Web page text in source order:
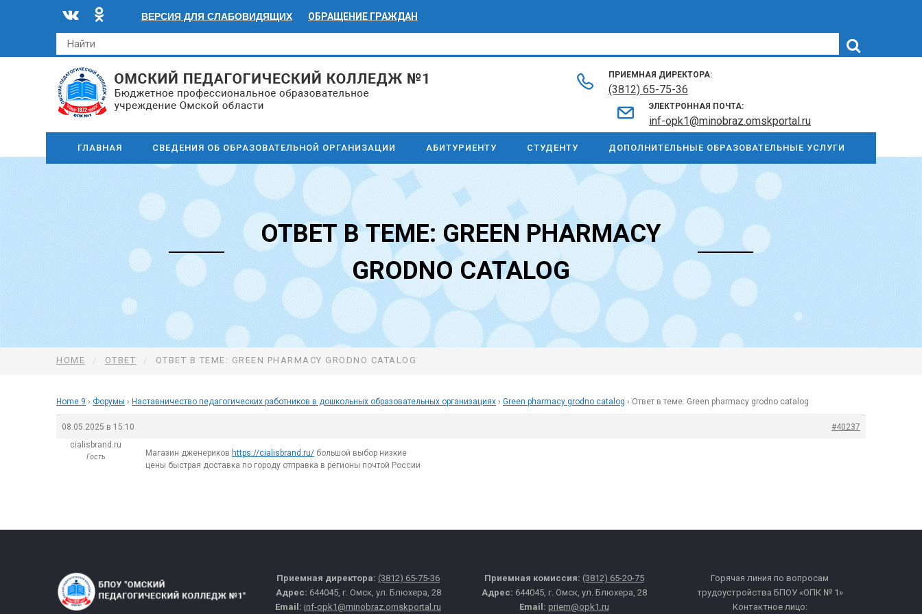
ВЕРСИЯ ДЛЯ СЛАБОВИДЯЩИХ ОБРАЩЕНИЕ ГРАЖДАН
ПРИЕМНАЯ ДИРЕКТОРА:
(3812) 65-75-36
ЭЛЕКТРОННАЯ ПОЧТА:
inf-opk1@minobraz.omskportal.ru
ГЛАВНАЯ СВЕДЕНИЯ ОБ ОБРАЗОВАТЕЛЬНОЙ ОРГАНИЗАЦИИ АБИТУРИЕНТУ СТУДЕНТУ ДОПОЛНИТЕЛЬНЫЕ ОБРАЗОВАТЕЛЬНЫЕ УСЛУГИ
ОТВЕТ В ТЕМЕ: GREEN PHARMACY
GRODNO CATALOG
HOME ОТВЕТ ОТВЕТ В ТЕМЕ: GREEN PHARMACY GRODNO CATALOG
Home 9 › Форумы › Наставничество педагогических работников в дошкольных образовательных организациях › Green pharmacy grodno catalog › Ответ в теме: Green pharmacy grodno catalog
08.05.2025 в 15:10
#40237
cialisbrand.ru
Гость Магазин дженериков https://cialisbrand.ru/ большой выбор низкие
цены быстрая доставка по городу отправка в регионы почтой России
Приемная директора: (3812) 65-75-36
Адрес: 644045, г. Омск, ул. Блюхера, 28
Email: inf-opk1@minobraz.omskportal.ru
Приемная комиссия: (3812) 65-20-75
Адрес: 644045, г. Омск, ул. Блюхера, 28
Email: priem@opk1.ru
Горячая линия по вопросам
трудоустройства БПОУ «ОПК № 1»
Контактное лицо: